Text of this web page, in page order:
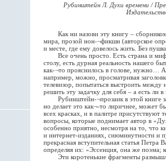
Рубинштейн Л. Духи времени /
Как ни назови эту книгу – сборником
мира, прозой нон-¬фикшн (авторское
и месте, где ему довелось жить. Без
Все очень просто. Есть страна и
столу, есть дурная реальность нашего
как-¬то прояснилось в голове, нужно…
например, можно, просматривая
телевизор, попытаться выстроить
решить эту задачку для себя – а есть ли
Рубинштейн-¬прозаик в этой книге
но делает это как¬-то лиричнее, может
всех красках, и в палитре присутствуют
вопросы, которые поднимает автор в
особенно приятно, несмотря на то, что
и интернет-изданиях, сиюминутности и
прекрасная вступительная статья
определяя их: «Эссенция, она же поэма;
Эти коротенькие фрагменты